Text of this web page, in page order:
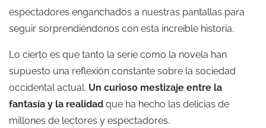
espectadores enganchados a nuestras pantallas para
seguir sorprendiéndonos con esta increíble historia.
Lo cierto es que tanto la serie como la novela han
supuesto una reflexión constante sobre la sociedad
occidental actual. Un curioso mestizaje entre la
fantasía y la realidad que ha hecho las delicias de
millones de lectores y espectadores.